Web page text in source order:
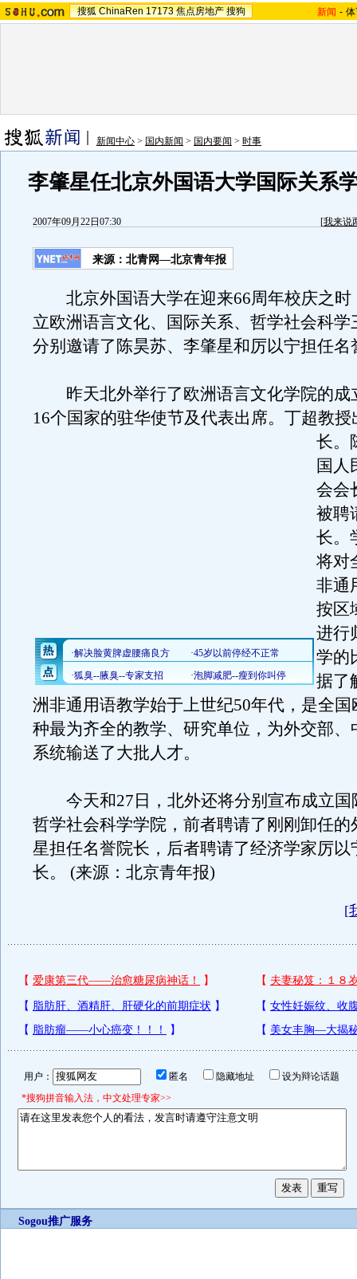
搜狐 ChinaRen 17173 焦点房地产 搜狗 新闻 -
新闻中心 > 国内新闻 > 国内要闻 > 时事
李肇星任北京外国语大学国际关系
2007年09月22日07:30 [我来说
来源：北青网—北京青年报
北京外国语大学在迎来66周年校庆之时
立欧洲语言文化、国际关系、哲学社会科学
分别邀请了陈昊苏、李肇星和厉以宁担任名
昨天北外举行了欧洲语言文化学院的成
16个国家的驻华使节及代表出席。 丁超教授
长。
国人
会会
被聘
长。
将对
非通
按区
进行
学的
据了
洲非通用语教学始于上世纪50年代，是全
种最为齐全的教学、研究单位，为外交部、
系统输送了大批人才。
今天和27日，北外还将分别宣布成立国
哲学社会科学学院，前者聘请了刚刚卸任的
星担任名誉院长，后者聘请了经济学家厉以
长。 (来源：北京青年报)
[
用户： 匿名 隐藏地址
设为辩论话题
*搜狗拼音输入法，中文处理专家>>
Sogou推广服务